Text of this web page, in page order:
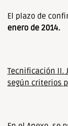
El plazo de
enero de 2014.
Tecnificación II.
según criterios